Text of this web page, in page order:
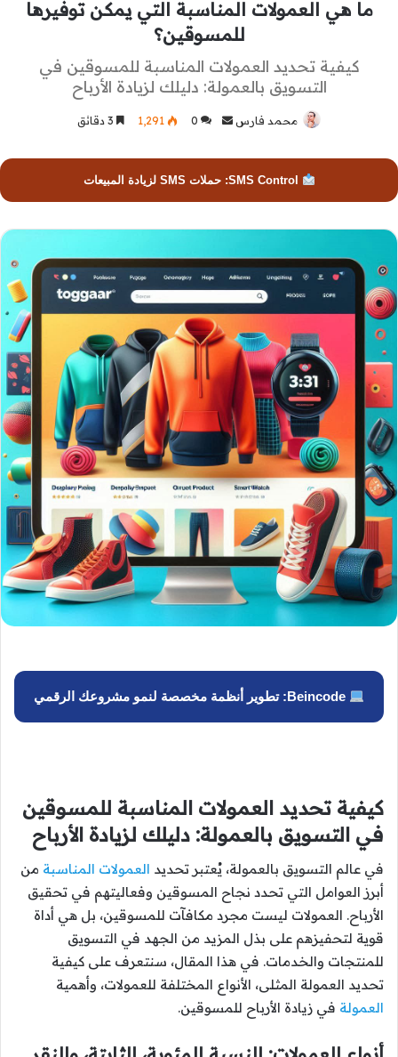
ما هي العمولات المناسبة التي يمكن توفيرها
للمسوقين؟
كيفية تحديد العمولات المناسبة للمسوقين في
التسويق بالعمولة: دليلك لزيادة الأرباح
محمد فارس
أرسل
إلكترونيا
0 1٬291
Beincode: تطوير أنظمة مخصصة لنمو مشروعك الرقمي
كيفية تحديد العمولات المناسبة للمسوقين
في التسويق بالعمولة: دليلك لزيادة الأرباح
في عالم التسويق بالعمولة، يُعتبر تحديد العمولات المناسبة من
أبرز العوامل التي تحدد نجاح المسوقين وفعاليتهم في تحقيق
الأرباح. العمولات ليست مجرد مكافآت للمسوقين، بل هي أداة
قوية لتحفيزهم على بذل المزيد من الجهد في التسويق
للمنتجات والخدمات. في هذا المقال، سنتعرف على كيفية
تحديد العمولة المثلى، الأنواع المختلفة للعمولات، وأهمية
العمولة في زيادة الأرباح للمسوقين.